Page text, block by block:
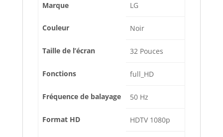
Marque ‎LG
Couleur ‎Noir
Taille de l’écran ‎32 Pouces
Fonctions ‎full_HD
Fréquence de balayage ‎50 Hz
Format HD ‎HDTV 1080p